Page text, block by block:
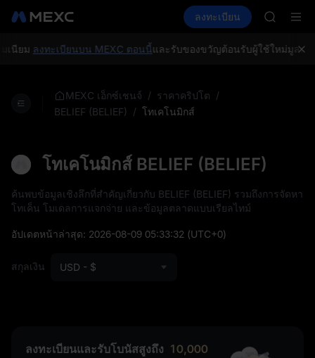
สปอต ฟิวเจอร์ส SPCX
ลงทะเบียน
AAOI
สมัครสม
เนียมลงทะเบียนบน MEXC ตอนนี้และรับของขวัญต้อนรับผู้ใช้ใหม่มูลค่าสู
MEXC เอ็กซ์เชนจ์ / ราคาคริปโต /
BELIEF (BELIEF)
/ โทเคโนมิกส์
โทเคโนมิกส์ BELIEF (BELIEF)
ค้นพบข้อมูลเชิงลึกที่สำคัญเกี่ยวกับ BELIEF (BELIEF) รวมถึงการจัดหา
โทเค็น โมเดลการแจกจ่าย และข้อมูลตลาดแบบเรียลไทม์
อัปเดตหน้าล่าสุด: 2026-08-09 05:33:32 (UTC+0)
สกุลเงิน USD - $
ลงทะเบียนและรับโบนัสสูงถึง 10,000